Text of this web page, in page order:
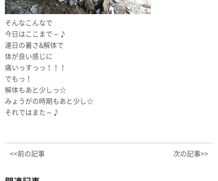
そんなこんなで
今日はここまで～♪
連日の暑さ&解体で
体が良い感じに
痛いっすっっ！！！
でもっ！
解体もあと少しっ☆
みょうがの時期もあと少し☆
それではまた～♪
<<前の記事 次の記事>>